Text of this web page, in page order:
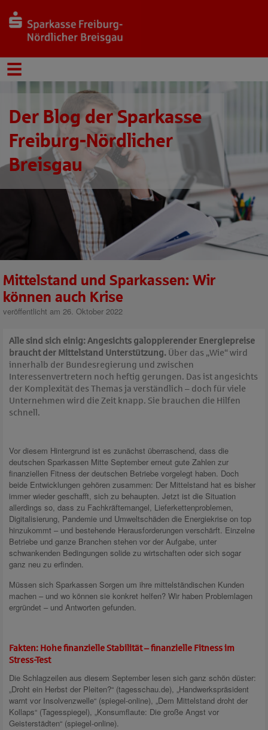
Der Blog der Sparkasse
Freiburg-Nördlicher
Breisgau
Mittelstand und Sparkassen: Wir
können auch Krise
veröffentlicht am 26. Oktober 2022
Alle sind sich einig: Angesichts galoppierender Energiepreise
braucht der Mittelstand Unterstützung. Über das „Wie“ wird
innerhalb der Bundesregierung und zwischen
Interessenvertretern noch heftig gerungen. Das ist angesichts
der Komplexität des Themas ja verständlich – doch für viele
Unternehmen wird die Zeit knapp. Sie brauchen die Hilfen
schnell.
Vor diesem Hintergrund ist es zunächst überraschend, dass die
deutschen Sparkassen Mitte September erneut gute Zahlen zur
finanziellen Fitness der deutschen Betriebe vorgelegt haben. Doch
beide Entwicklungen gehören zusammen: Der Mittelstand hat es bisher
immer wieder geschafft, sich zu behaupten. Jetzt ist die Situation
allerdings so, dass zu Fachkräftemangel, Lieferkettenproblemen,
Digitalisierung, Pandemie und Umweltschäden die Energiekrise on top
hinzukommt – und bestehende Herausforderungen verschärft. Einzelne
Betriebe und ganze Branchen stehen vor der Aufgabe, unter
schwankenden Bedingungen solide zu wirtschaften oder sich sogar
ganz neu zu erfinden.
Müssen sich Sparkassen Sorgen um ihre mittelständischen Kunden
machen – und wo können sie konkret helfen? Wir haben Problemlagen
ergründet – und Antworten gefunden.
Fakten: Hohe finanzielle Stabilität – finanzielle Fitness im
Stress-Test
Die Schlagzeilen aus diesem September lesen sich ganz schön düster:
„Droht ein Herbst der Pleiten?“ (tagesschau.de), „Handwerkspräsident
warnt vor Insolvenzwelle“ (spiegel-online), „Dem Mittelstand droht der
Kollaps“ (Tagesspiegel), „Konsumflaute: Die große Angst vor
Geisterstädten“ (spiegel-online).